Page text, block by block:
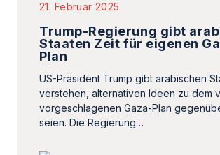
21. Februar 2025
Trump-Regierung gibt
Staaten Zeit für eigenen
Plan
US-Präsident Trump gibt arabischen
verstehen, alternativen Ideen zu dem
vorgeschlagenen Gaza-Plan
seien. Die Regierung…